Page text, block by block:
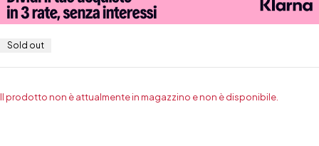
Sold out
Il prodotto non è attualmente in magazzino e non è disponibile.